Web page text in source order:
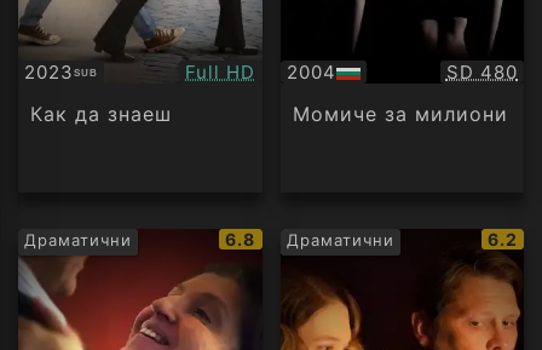
2023SUB
Субтитри Качество:
Full HD
Как да знаеш
2004
БГ
аудио
SD 480
Момиче за милиони
Драматични
IMDb
рейтинг:
6.8 Драматични
IMDb
6.2